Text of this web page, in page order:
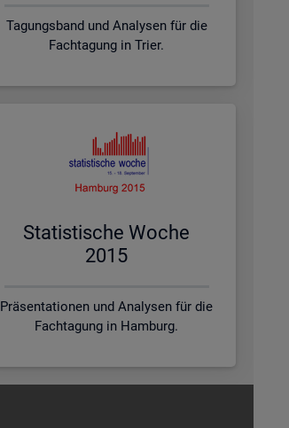
Tagungsband und Analysen für die
Fachtagung in Trier.
Sta­tis­ti­sche Woche
2015
Präsentationen und Analysen für die
Fachtagung in Hamburg.